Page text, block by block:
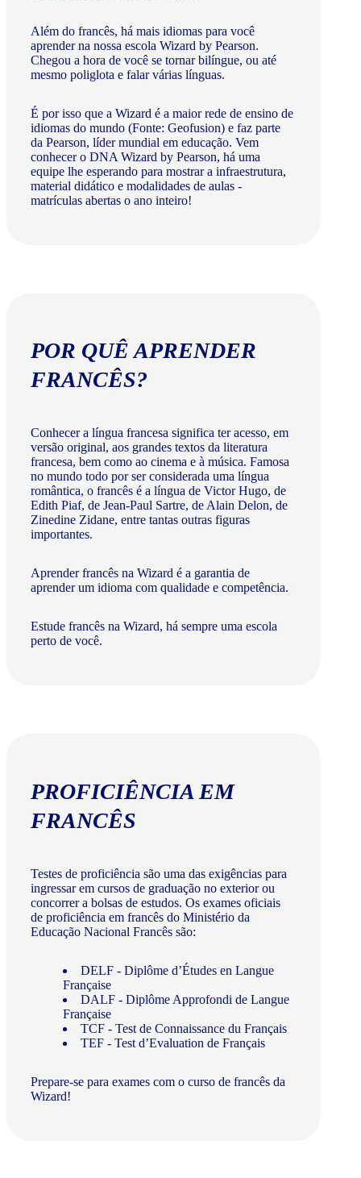
Além do francês, há mais idiomas para você
aprender na nossa escola Wizard by Pearson.
Chegou a hora de você se tornar bilíngue, ou até
mesmo poliglota e falar várias línguas.
É por isso que a Wizard é a maior rede de ensino de
idiomas do mundo (Fonte: Geofusion) e faz parte
da Pearson, líder mundial em educação. Vem
conhecer o DNA Wizard by Pearson, há uma
equipe lhe esperando para mostrar a infraestrutura,
material didático e modalidades de aulas -
matrículas abertas o ano inteiro!
POR QUÊ APRENDER
FRANCÊS?
Conhecer a língua francesa significa ter acesso, em
versão original, aos grandes textos da literatura
francesa, bem como ao cinema e à música. Famosa
no mundo todo por ser considerada uma língua
romântica, o francês é a língua de Victor Hugo, de
Edith Piaf, de Jean-Paul Sartre, de Alain Delon, de
Zinedine Zidane, entre tantas outras figuras
importantes.
Aprender francês na Wizard é a garantia de
aprender um idioma com qualidade e competência.
Estude francês na Wizard, há sempre uma escola
perto de você.
PROFICIÊNCIA EM
FRANCÊS
Testes de proficiência são uma das exigências para
ingressar em cursos de graduação no exterior ou
concorrer a bolsas de estudos. Os exames oficiais
de proficiência em francês do Ministério da
Educação Nacional Francês são:
DELF - Diplôme d’Études en Langue
Française
DALF - Diplôme Approfondi de Langue
Française
TCF - Test de Connaissance du Français
TEF - Test d’Evaluation de Français
Prepare-se para exames com o curso de francês da
Wizard!